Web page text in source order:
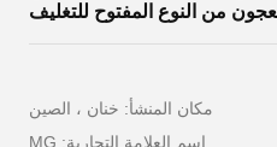
من النوع المفتوح للتغليف
مكان المنشأ: خنان ، الصين
اسم العلامة التجارية: MG